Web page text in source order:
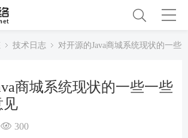
技术日志 对开源的Java商城系统现状的一些
商城系统现状的一些一些
见
300